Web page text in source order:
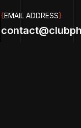
{EMAIL ADDRESS}